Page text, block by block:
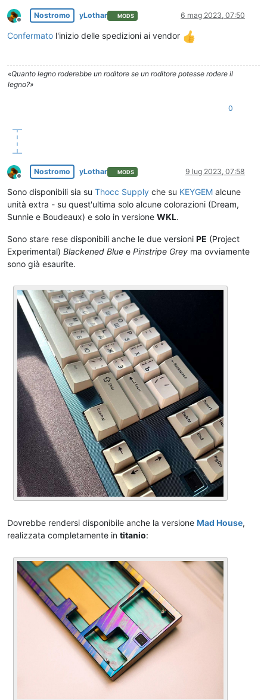
Non in linea
Nostromo yLothar MODS 6 mag 2023, 07:50
Confermato l'inizio delle spedizioni ai vendor
«Quanto legno roderebbe un roditore se un roditore potesse rodere il
legno?»
0
Non in linea
Nostromo yLothar MODS 9 lug 2023, 07:58
Sono disponibili sia su Thocc Supply che su KEYGEM alcune
unità extra - su quest'ultima solo alcune colorazioni (Dream,
Sunnie e Boudeaux) e solo in versione WKL.
Sono stare rese disponibili anche le due versioni PE (Project
Experimental) Blackened Blue e Pinstripe Grey ma ovviamente
sono già esaurite.
Dovrebbe rendersi disponibile anche la versione Mad House,
realizzata completamente in titanio: